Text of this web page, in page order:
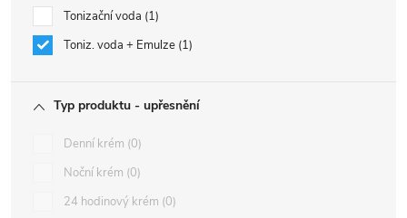
Tonizační voda 1
Toniz. voda + Emulze 1
Typ produktu - upřesnění
Denní krém 0
Noční krém 0
24 hodinový krém 0